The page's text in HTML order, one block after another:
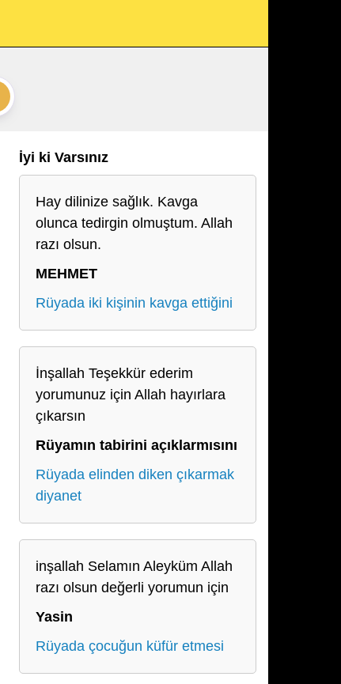
İyi ki Varsınız
Hay dilinize sağlık. Kavga
olunca tedirgin olmuştum. Allah
razı olsun.
MEHMET
Rüyada iki kişinin kavga ettiğini
İnşallah Teşekkür ederim
yorumunuz için Allah hayırlara
çıkarsın
Rüyamın tabirini açıklarmısını
Rüyada elinden diken çıkarmak
diyanet
inşallah Selamın Aleyküm Allah
razı olsun değerli yorumun için
Yasin
Rüyada çocuğun küfür etmesi